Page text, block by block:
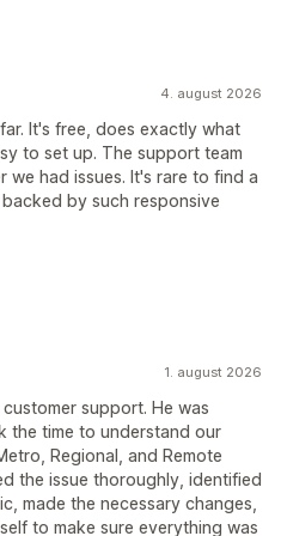
4. august 2026
It's free, does exactly what
to set up. The support team
we had issues. It's rare to find a
by such responsive
1. august 2026
support. He was
the time to understand our
Regional, and Remote
the issue thoroughly, identified
made the necessary changes,
to make sure everything was